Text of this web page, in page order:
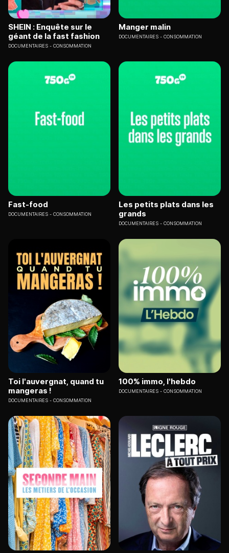
SHEIN : Enquête sur le
géant de la fast fashion
DOCUMENTAIRES CONSOMMATION
Manger malin
DOCUMENTAIRES CONSOMMATION
Fast-food
DOCUMENTAIRES CONSOMMATION
Les petits plats dans les
grands
DOCUMENTAIRES CONSOMMATION
Toi l'auvergnat, quand tu
mangeras !
DOCUMENTAIRES CONSOMMATION
100% immo, l'hebdo
DOCUMENTAIRES CONSOMMATION